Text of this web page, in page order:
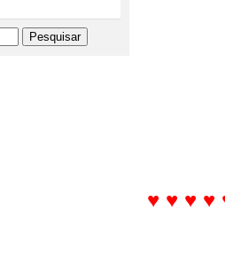
♥ ♥ ♥ ♥